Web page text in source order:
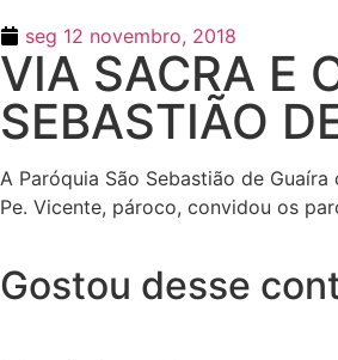
seg 12 novembro, 2018
VIA SACRA E
SEBASTIÃO
A Paróquia São Sebastião de
Pe. Vicente, pároco, convidou os
Gostou desse